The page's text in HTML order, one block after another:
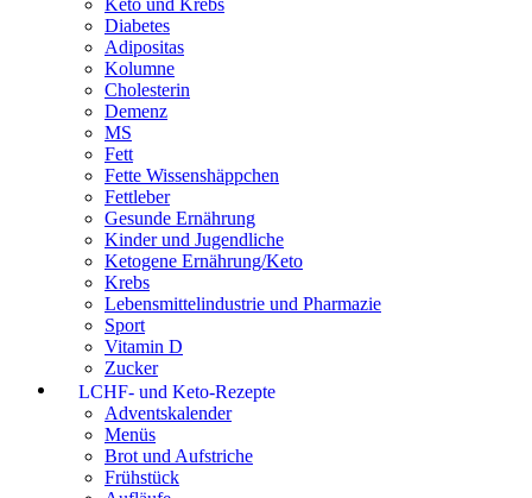
Keto und Krebs
Diabetes
Adipositas
Kolumne
Cholesterin
Demenz
MS
Fett
Fette Wissenshäppchen
Fettleber
Gesunde Ernährung
Kinder und Jugendliche
Ketogene Ernährung/Keto
Krebs
Lebensmittelindustrie und Pharmazie
Sport
Vitamin D
Zucker
LCHF- und Keto-Rezepte
Adventskalender
Menüs
Brot und Aufstriche
Frühstück